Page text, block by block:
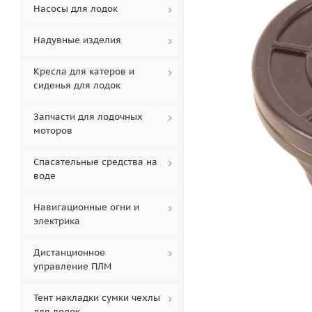
Насосы для лодок
Надувные изделия
Кресла для катеров и
сиденья для лодок
Запчасти для лодочных
моторов
Спасательные средства на
воде
Навигационные огни и
электрика
Дистанционное
управление ПЛМ
Тент накладки сумки чехлы